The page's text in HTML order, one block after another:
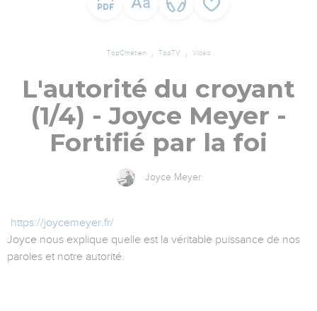
TopChrétien TopTV Vidéo
L'autorité du croyant
(1/4) - Joyce Meyer -
Fortifié par la foi
Joyce Meyer
https://joycemeyer.fr/
Joyce nous explique quelle est la véritable puissance de nos
paroles et notre autorité.